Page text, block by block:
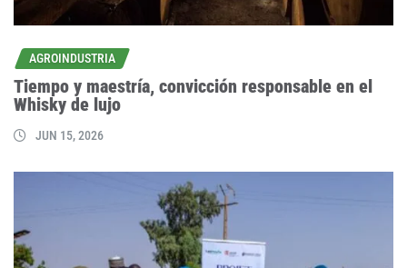
AGROINDUSTRIA
Tiempo y maestría, convicción responsable en el
Whisky de lujo
JUN 15, 2026